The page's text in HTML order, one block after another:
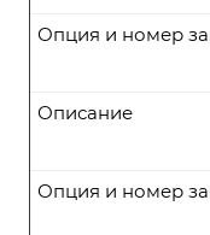
Описание